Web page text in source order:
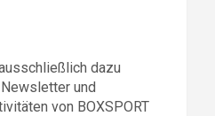
dazu
und
von BOXSPORT